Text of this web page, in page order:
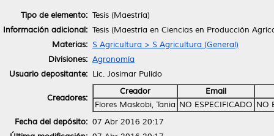
Tipo de elemento: Tesis (Maestría)
Información adicional: Tesis (Maestría en Ciencias en Producción
Materias: S Agricultura > S Agricultura (General)
Divisiones: Agronomía
Usuario depositante: Lic. Josimar Pulido
Creadores:
Creador
Email
Flores Maskobi, Tania NO ESPECIFICADO NO
Fecha del depósito: 07 Abr 2016 20:17